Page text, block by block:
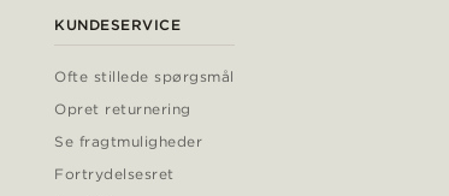
KUNDESERVICE
Ofte stillede spørgsmål
Opret returnering
Se fragtmuligheder
Fortrydelsesret